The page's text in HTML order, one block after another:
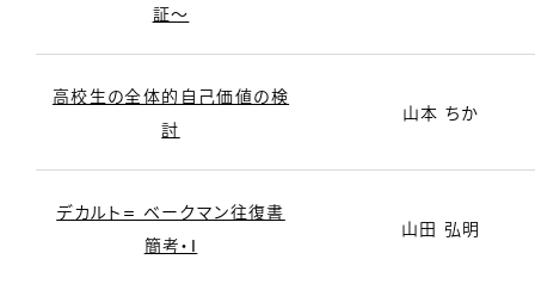
証～
高校生の全体的自己価値の検
討
山本 ちか
デカルト= ベークマン往復書
簡考・I
山田 弘明